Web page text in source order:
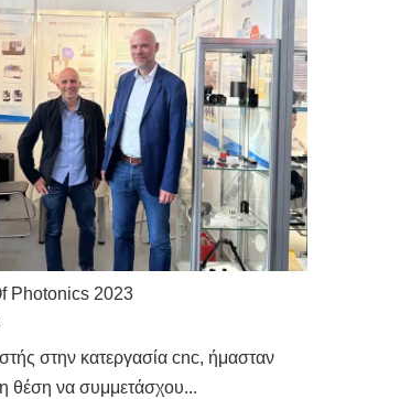
Photonics 2023
στην κατεργασία cnc, ήμασταν
θέση να συμμετάσχου...